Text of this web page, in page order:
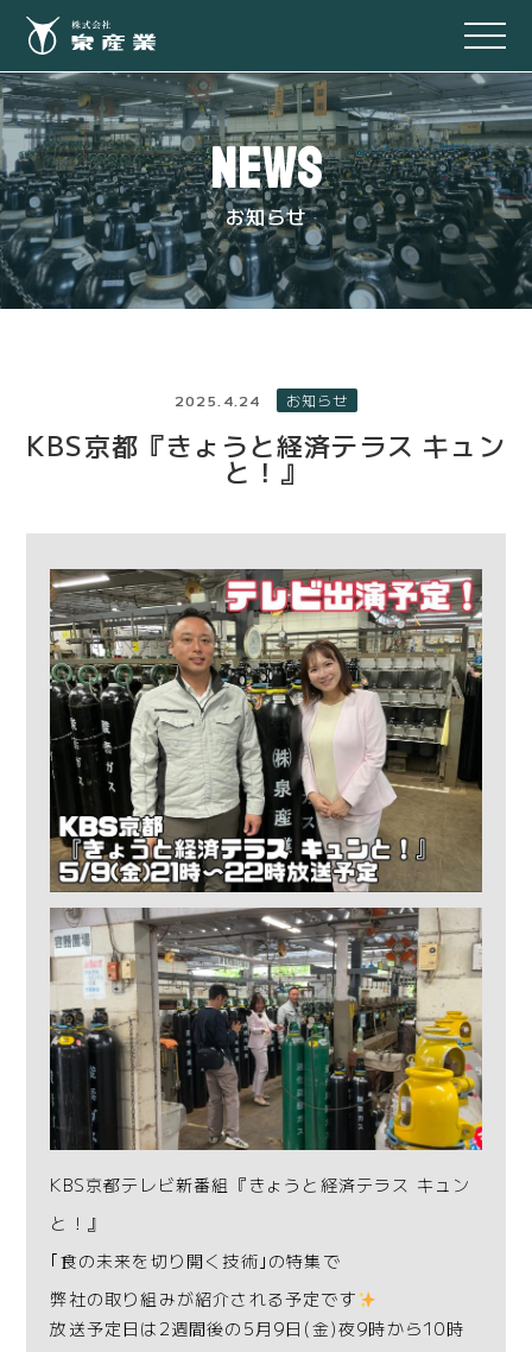
NEWS
お知らせ
2025.4.24 お知らせ
KBS京都『きょうと経済テラス キュン
と！』
KBS京都テレビ新番組『きょうと経済テラス キュン
と！』
｢食の未来を切り開く技術｣の特集で
弊社の取り組みが紹介される予定です
放送予定日は2週間後の5月9日(金)夜9時から10時